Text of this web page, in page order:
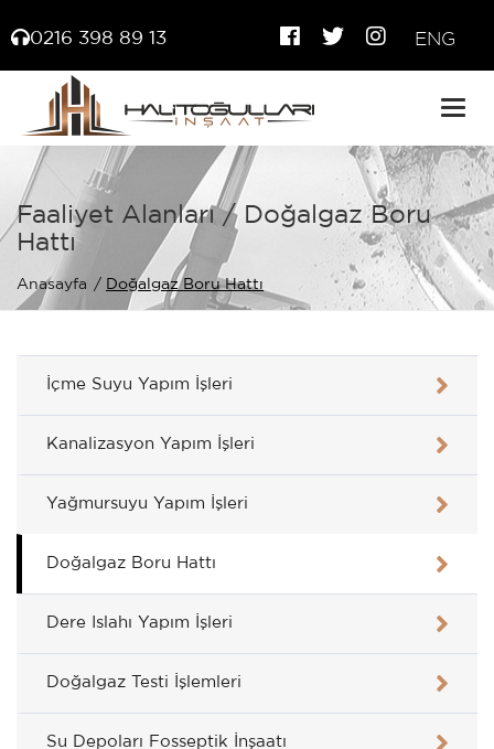
ENG
0216 398 89 13
Faaliyet Alanları / Doğalgaz Boru
Hattı
Anasayfa Doğalgaz Boru Hattı
İçme Suyu Yapım İşleri
Kanalizasyon Yapım İşleri
Yağmursuyu Yapım İşleri
Doğalgaz Boru Hattı
Dere Islahı Yapım İşleri
Doğalgaz Testi İşlemleri
Su Depoları Fosseptik İnşaatı